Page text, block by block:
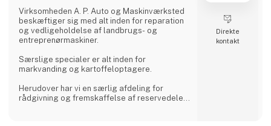
Virksomheden A. P. Auto og Maskinværksted
beskæftiger sig med alt inden for reparation
og vedligeholdelse af landbrugs- og
entreprenørmaskiner.
Særslige specialer er alt inden for
markvanding og kartoffeloptagere.
Herudover har vi en særlig afdeling for
rådgivning og fremskaffelse af reservedele
Direkte
kontakt